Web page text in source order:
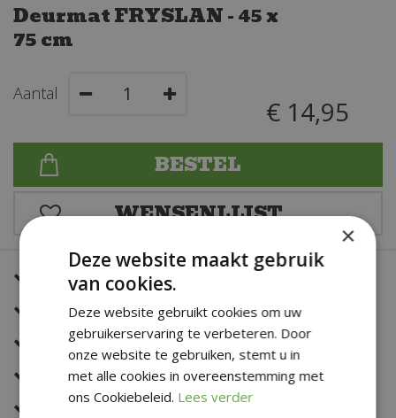
Deurmat FRYSLAN - 45 x
75 cm
€ 14,95
Aantal
Een snelle en correcte bezorging
Zeer sterk in al jouw bloemwerk
Deskundig en eerlijk advies
Altijd een fris en verzorgd assortiment
Snelle bestelservice
×
Deze website maakt gebruik
van cookies.
Deze website gebruikt cookies om uw
gebruikerservaring te verbeteren. Door
onze website te gebruiken, stemt u in
met alle cookies in overeenstemming met
ons Cookiebeleid. Lees verder